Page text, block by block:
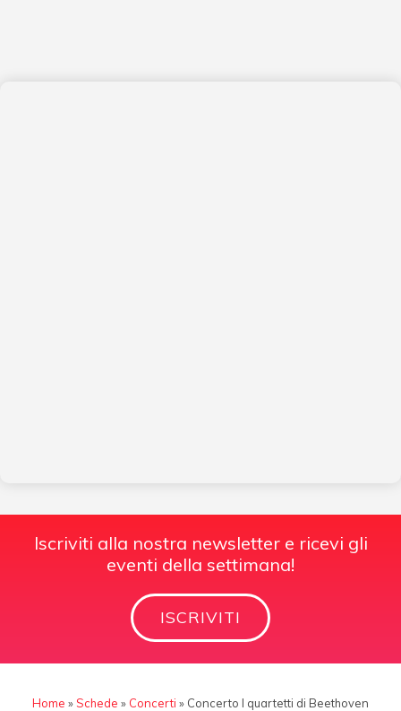
Iscriviti alla nostra newsletter e ricevi gli
eventi della settimana!
ISCRIVITI
Home »Schede » Concerti » Concerto I quartetti di Beethoven